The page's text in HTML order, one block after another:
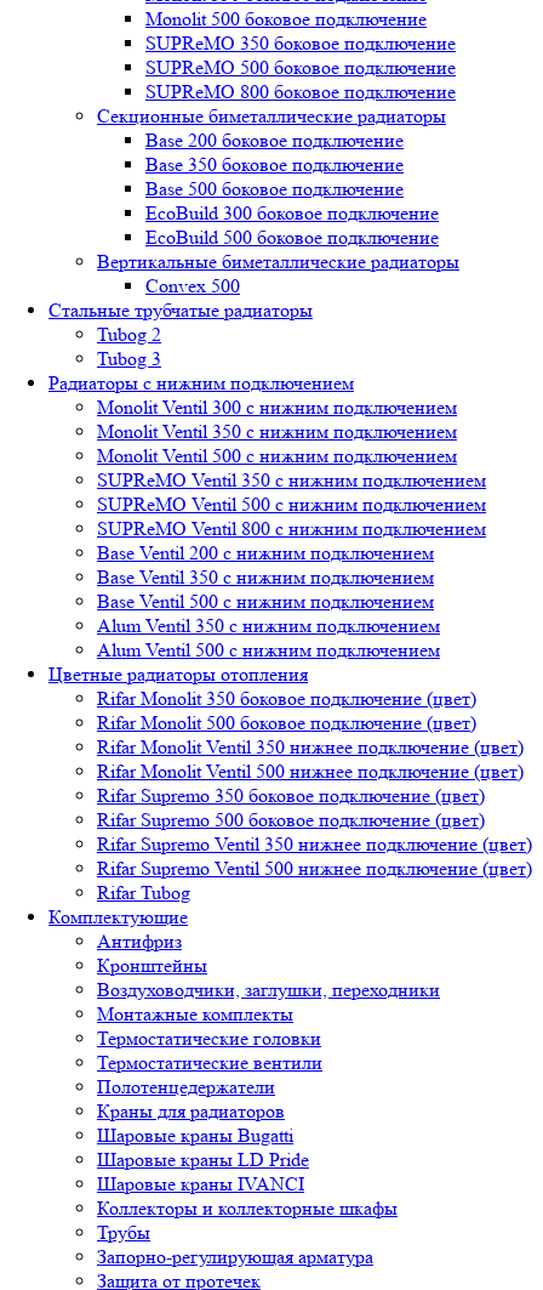
Mоnоlit 500 боковое подключение
SUРRеMО 350 боковое подключение
SUРRеMО 500 боковое подключение
SUРRеMО 800 боковое подключение
Секционные биметаллические радиаторы
Base 200 боковое подключение
Base 350 боковое подключение
Base 500 боковое подключение
EcoBuild 300 боковое подключение
EcoBuild 500 боковое подключение
Вертикальные биметаллические радиаторы
Convex 500
Стальные трубчатые радиаторы
Tubog 2
Tubog 3
Радиаторы с нижним подключением
Monolit Ventil 300 с нижним подключением
Monolit Ventil 350 с нижним подключением
Monolit Ventil 500 с нижним подключением
SUPReMO Ventil 350 с нижним подключением
SUPReMO Ventil 500 с нижним подключением
SUPReMO Ventil 800 с нижним подключением
Base Ventil 200 с нижним подключением
Base Ventil 350 с нижним подключением
Base Ventil 500 с нижним подключением
Alum Ventil 350 с нижним подключением
Alum Ventil 500 с нижним подключением
Цветные радиаторы отопления
Rifar Monolit 350 боковое подключение (цвет)
Rifar Monolit 500 боковое подключение (цвет)
Rifar Monolit Ventil 350 нижнее подключение (цвет)
Rifar Monolit Ventil 500 нижнее подключение (цвет)
Rifar Supremo 350 боковое подключение (цвет)
Rifar Supremo 500 боковое подключение (цвет)
Rifar Supremo Ventil 350 нижнее подключение (цвет)
Rifar Supremo Ventil 500 нижнее подключение (цвет)
Rifar Tubog
Комплектующие
Антифриз
Кронштейны
Воздуховодчики, заглушки, переходники
Монтажные комплекты
Термостатические головки
Термостатические вентили
Полотенцедержатели
Краны для радиаторов
Шаровые краны Bugatti
Шаровые краны LD Pride
Шаровые краны IVANCI
Коллекторы и коллекторные шкафы
Трубы
Запорно-регулирующая арматура
Защита от протечек